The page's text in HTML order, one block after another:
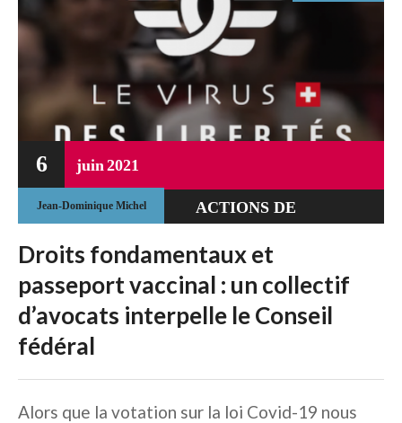
6 juin2021
Jean-Dominique Michel
ACTIONS DE
JURIDIQUE
Droits fondamentaux et
passeport vaccinal : un collectif
d’avocats interpelle le Conseil
fédéral
Alors que la votation sur la loi Covid-19 nous